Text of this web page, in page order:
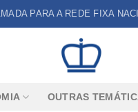
PARA A REDE FIXA
OUTRAS